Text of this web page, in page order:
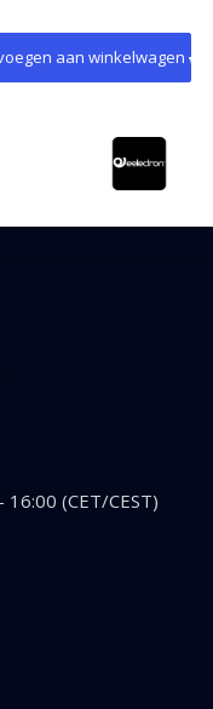
aan winkelwagen
(CET/CEST)